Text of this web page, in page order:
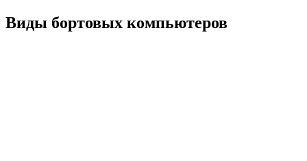
Виды бортовых компьютеров